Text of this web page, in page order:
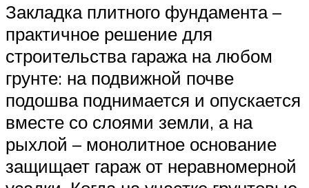
Закладка плитного фундамента –
практичное решение для
строительства гаража на любом
грунте: на подвижной почве
подошва поднимается и опускается
вместе со слоями земли, а на
рыхлой – монолитное основание
защищает гараж от неравномерной